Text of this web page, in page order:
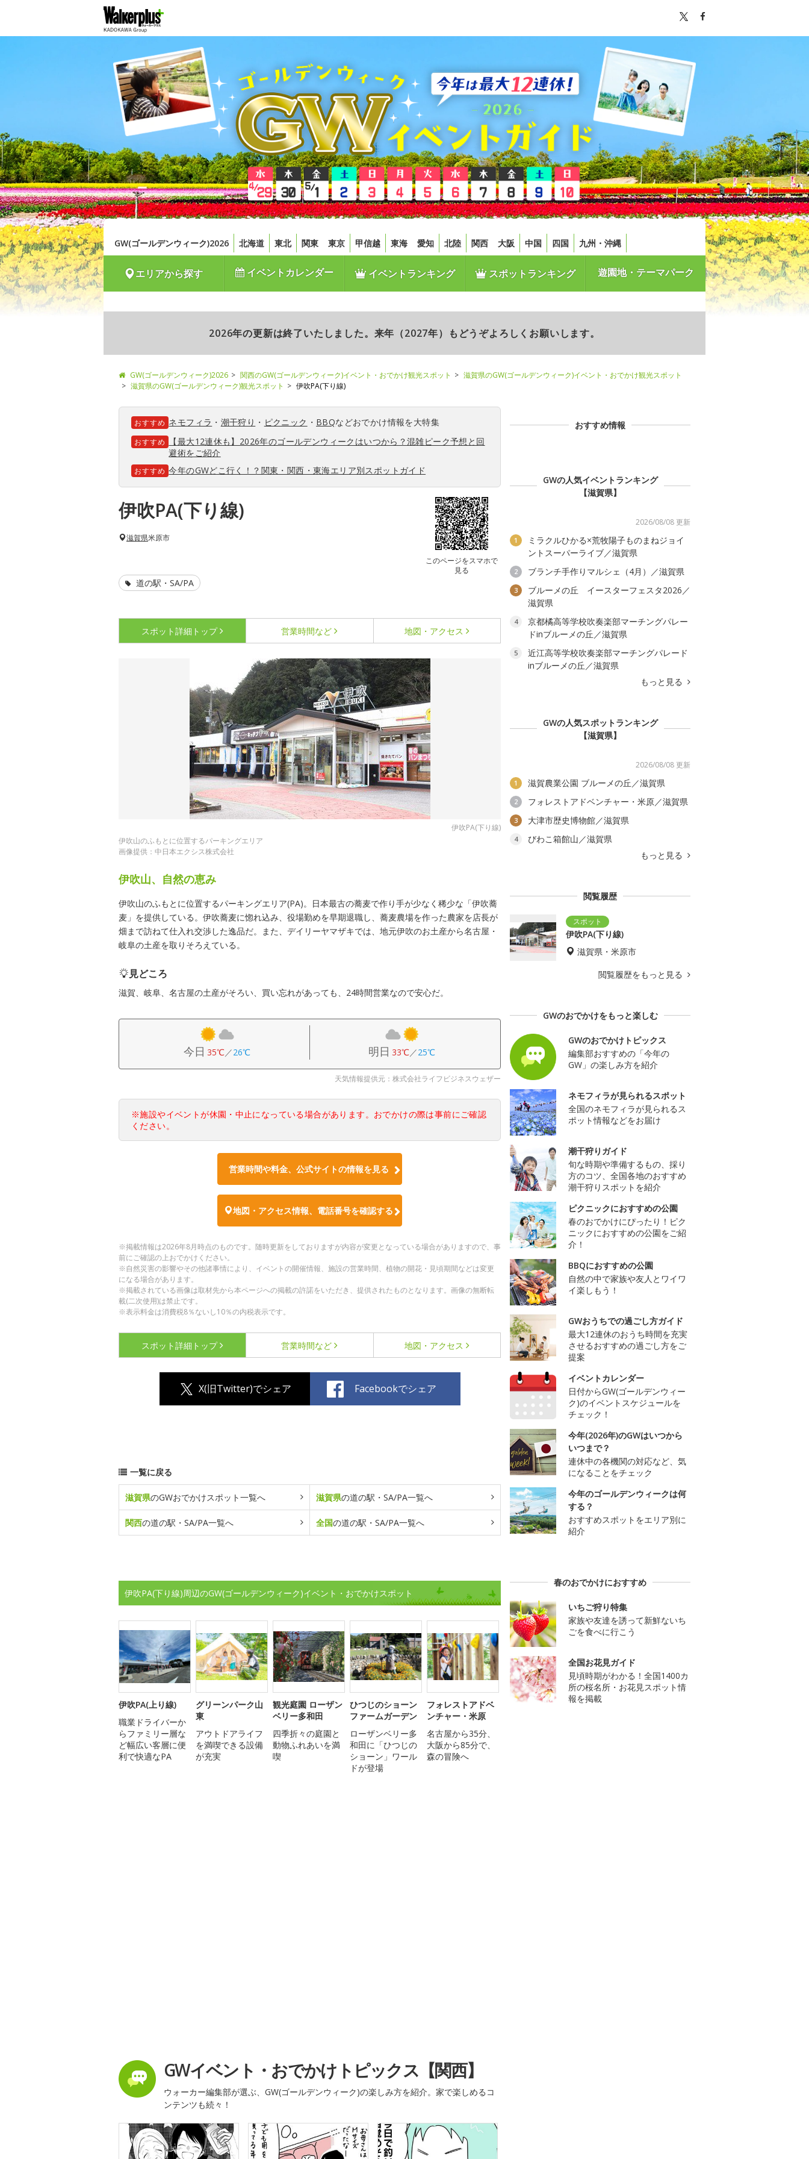
GW(ゴールデンウィーク)2026 北海道 東北 関東 東京 甲信越 東海 愛知 北陸 関西 大阪 中国 四国 九州・沖縄
エリアから探す イベントカレンダー イベントランキング スポットランキング 遊園地・テーマパーク
2026年の更新は終了いたしました。来年（2027年）もどうぞよろしくお願いします。
GW(ゴールデンウィーク)2026 関西のGW(ゴールデンウィーク)イベント・おでかけ観光スポット
滋賀県のGW(ゴールデンウィーク)イベント・おでかけ観光スポット
滋賀県のGW(ゴールデンウィーク)観光スポット
伊吹PA(下り線)
おすすめ ネモフィラ ・ 潮干狩り ・ ピクニック ・ BBQなどおでかけ情報を大特集
おすすめ
【最大12連休も】2026年のゴールデンウィークはいつから？混雑ピーク予想と回
避術をご紹介
おすすめ 今年のGWどこ行く！？関東・関西・東海エリア別スポットガイド
伊吹PA(下り線)
このページをスマホで
見る
滋賀県米原市
道の駅・SA/PA
スポット詳細 トップ 営業時間など 地図・アクセス
伊吹PA(下り線)
伊吹山のふもとに位置するパーキングエリア
画像提供：中日本エクシス株式会社
伊吹山、自然の恵み
伊吹山のふもとに位置するパーキングエリア(PA)。日本最古の蕎麦で作り手が少なく稀少な「伊吹蕎
麦」を提供している。伊吹蕎麦に惚れ込み、役場勤めを早期退職し、蕎麦農場を作った農家を店長が
畑まで訪ねて仕入れ交渉した逸品だ。また、デイリーヤマザキでは、地元伊吹のお土産から名古屋・
岐阜の土産を取りそろえている。
見どころ
滋賀、岐阜、名古屋の土産がそろい、買い忘れがあっても、24時間営業なので安心だ。
今日 35℃／26℃ 明日 33℃／25℃
天気情報提供元：株式会社ライフビジネスウェザー
※施設やイベントが休園・中止になっている場合があります。おでかけの際は事前にご確認
ください。
営業時間や料金、公式サイトの情報を見る
地図・アクセス情報、電話番号を確認する
※掲載情報は2026年8月時点のものです。随時更新をしておりますが内容が変更となっている場合がありますので、事
前にご確認の上おでかけください。
※自然災害の影響やその他諸事情により、イベントの開催情報、施設の営業時間、植物の開花・見頃期間などは変更
になる場合があります。
※掲載されている画像は取材先から本ページへの掲載の許諾をいただき、提供されたものとなります。画像の無断転
載(二次使用)は禁止です。
※表示料金は消費税8％ないし10％の内税表示です。
スポット詳細 トップ 営業時間など 地図・アクセス
X(旧Twitter)でシェア Facebookでシェア
一覧に戻る
滋賀県のGWおでかけスポット一覧へ 滋賀県の道の駅・SA/PA一覧へ
関西の道の駅・SA/PA一覧へ 全国の道の駅・SA/PA一覧へ
伊吹PA(下り線)周辺のGW(ゴールデンウィーク)イベント・おでかけスポット
伊吹PA(上り線)
職業ドライバーか
らファミリー層な
ど幅広い客層に便
利で快適なPA
グリーンパーク山
東
アウトドアライフ
を満喫できる設備
が充実
観光庭園 ローザン
ベリー多和田
四季折々の庭園と
動物ふれあいを満
喫
ひつじのショーン
ファームガーデン
ローザンベリー多
和田に「ひつじの
ショーン」ワール
ドが登場
フォレストアドベ
ンチャー・米原
名古屋から35分、
大阪から85分で、
森の冒険へ
GWイベント・おでかけトピックス【関西】
ウォーカー編集部が選ぶ、GW(ゴールデンウィーク)の楽しみ方を紹介。家で楽しめるコ
ンテンツも続々！
おすすめ情報
GWの人気イベントランキング
【滋賀県】
2026/08/08 更新
1
ミラクルひかる×荒牧陽子ものまねジョイ
ントスーパーライブ／滋賀県
2 ブランチ手作りマルシェ（4月）／滋賀県
3
ブルーメの丘 イースターフェスタ2026／
滋賀県
4
京都橘高等学校吹奏楽部マーチングパレー
ドinブルーメの丘／滋賀県
5
近江高等学校吹奏楽部マーチングパレード
inブルーメの丘／滋賀県
もっと見る
GWの人気スポットランキング
【滋賀県】
2026/08/08 更新
1 滋賀農業公園 ブルーメの丘／滋賀県
2 フォレストアドベンチャー・米原／滋賀県
3 大津市歴史博物館／滋賀県
4
びわこ箱館山／滋賀県
もっと見る
閲覧履歴
伊吹PA(下り線)
滋賀県・米原市
閲覧履歴をもっと見る
GWのおでかけをもっと楽しむ
GWのおでかけトピックス
編集部おすすめの「今年の
GW」の楽しみ方を紹介
ネモフィラが見られるスポット
全国のネモフィラが見られるス
ポット情報などをお届け
潮干狩りガイド
旬な時期や準備するもの、採り
方のコツ、全国各地のおすすめ
潮干狩りスポットを紹介
ピクニックにおすすめの公園
春のおでかけにぴったり！ピク
ニックにおすすめの公園をご紹
介！
BBQにおすすめの公園
自然の中で家族や友人とワイワ
イ楽しもう！
GWおうちでの過ごし方ガイド
最大12連休のおうち時間を充実
させるおすすめの過ごし方をご
提案
イベントカレンダー
日付からGW(ゴールデンウィー
ク)のイベントスケジュールを
チェック！
今年(2026年)のGWはいつから
いつまで？
連休中の各機関の対応など、気
になることをチェック
今年のゴールデンウィークは何
する？
おすすめスポットをエリア別に
紹介
春のおでかけにおすすめ
いちご狩り特集
家族や友達を誘って新鮮ないち
ごを食べに行こう
全国お花見ガイド
見頃時期がわかる！全国1400カ
所の桜名所・お花見スポット情
報を掲載